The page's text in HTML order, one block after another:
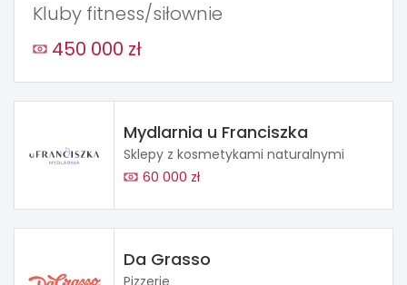
Kluby fitness/siłownie
450 000 zł
Mydlarnia u Franciszka
Sklepy z kosmetykami naturalnymi
60 000 zł
Da Grasso